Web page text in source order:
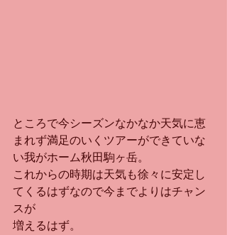
ところで今シーズンなかなか天気に恵
まれず満足のいくツアーができていな
い我がホーム秋田駒ヶ岳。
これからの時期は天気も徐々に安定し
てくるはずなので今までよりはチャン
スが
増えるはず。